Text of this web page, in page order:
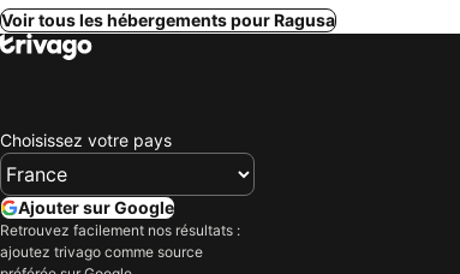
Voir tous les hébergements pour Ragusa
Choisissez votre pays
Ajouter sur Google
Retrouvez facilement nos résultats :
ajoutez trivago comme source